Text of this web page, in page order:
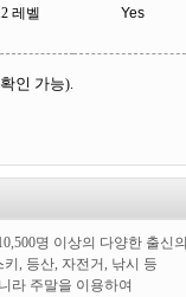
레벨 Yes
확인 가능).
명 이상의 다양한 출신의
, 등산, 자전거, 낚시 등
라 주말을 이용하여